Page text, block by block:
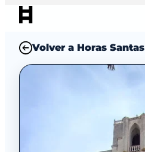
Volver a Horas Santas